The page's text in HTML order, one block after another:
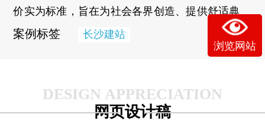
浏览网站
价实为标准，旨在为社会各界创造、提供舒适典
雅的现代办公家具。企业一直以来坚持“技术创
新，质量至上，优质服务，客户至上”的宗旨赢
拼搏、诚信、务实、进取的企业精神，获得社会
各层人士的一致认可和赞誉，我们全体员工真诚
案例标签 长沙建站
网页设计稿